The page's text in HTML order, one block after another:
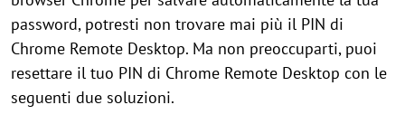
password, potresti non trovare mai più il PIN di
Chrome Remote Desktop. Ma non preoccuparti, puoi
resettare il tuo PIN di Chrome Remote Desktop con le
seguenti due soluzioni.